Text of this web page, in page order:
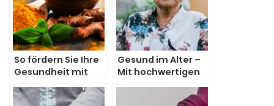
So fördern Sie Ihre
Gesundheit mit
Curcuma
Gesund im Alter –
Mit hochwertigen
Liften für Treppen